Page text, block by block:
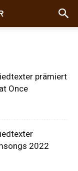
prämiert
Once
2022